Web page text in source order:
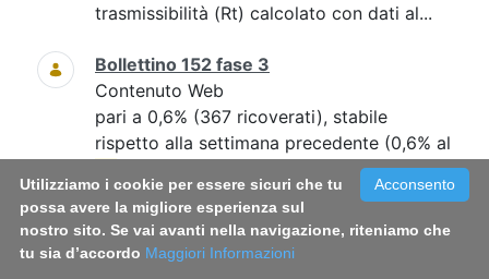
trasmissibilità (Rt) calcolato con dati al...
Bollettino 152 fase 3
Contenuto Web
pari a 0,6% (367 ricoverati), stabile
rispetto alla settimana precedente (0,6% al
...intensiva, pari a 0,2% (18 ricoverati),
rispetto alla settimana precedente (0,2%
al...
Acconsento
Utilizziamo i cookie per essere sicuri che tu
possa avere la migliore esperienza sul
nostro sito. Se vai avanti nella navigazione, riteniamo che
tu sia d’accordo Maggiori Informazioni